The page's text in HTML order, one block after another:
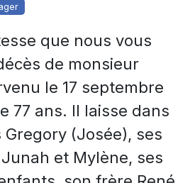
que nous vous
de monsieur
le 17 septembre
77 ans. Il laisse dans
(Josée), ses
et Mylène, ses